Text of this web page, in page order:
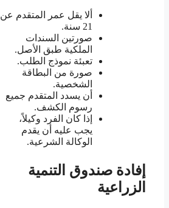
ألا يقل عمر المتقدم عن
21 سنة.
صورتين السندات
الملكية طبق الأصل.
تعبئة نموذج الطلب.
صورة من البطاقة
الشخصية.
أن يسدد المتقدم جميع
رسوم الكشف.
إذا كان الفرد وكيلاً،
يجب عليه أن يقدم
الوكالة الشرعية.
إفادة صندوق التنمية
الزراعية